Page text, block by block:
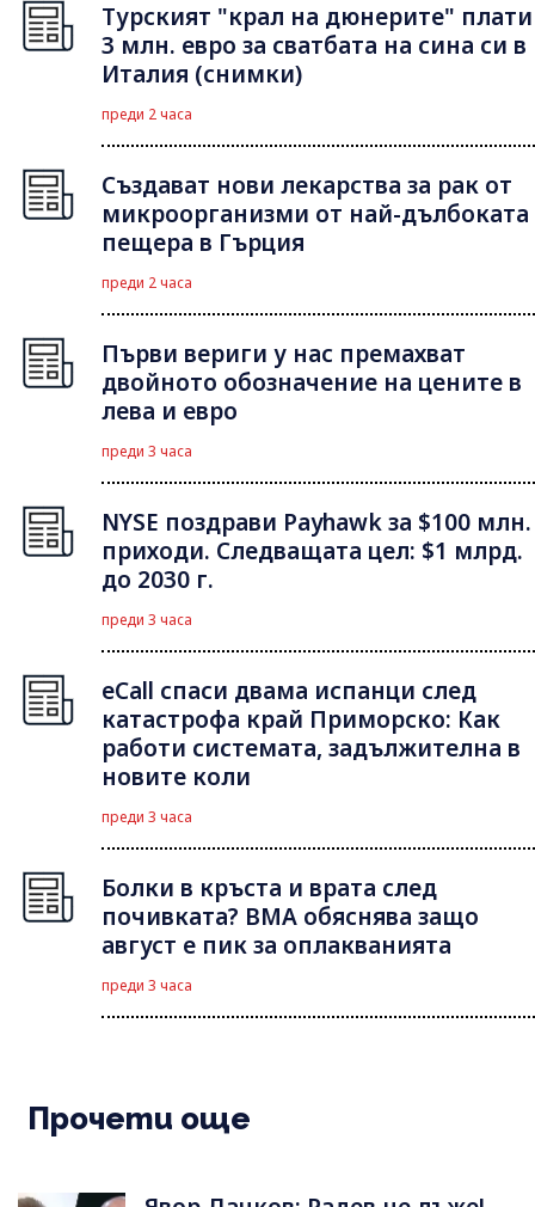
Турският "крал на дюнерите" плати
3 млн. евро за сватбата на сина си в
Италия (снимки)
преди 2 часа
Създават нови лекарства за рак от
микроорганизми от най-дълбоката
пещера в Гърция
преди 2 часа
Първи вериги у нас премахват
двойното обозначение на цените в
лева и евро
преди 3 часа
NYSE поздрави Payhawk за $100 млн.
приходи. Следващата цел: $1 млрд.
до 2030 г.
преди 3 часа
eCall спаси двама испанци след
катастрофа край Приморско: Как
работи системата, задължителна в
новите коли
преди 3 часа
Болки в кръста и врата след
почивката? ВМА обяснява защо
август е пик за оплакванията
преди 3 часа
Прочети още